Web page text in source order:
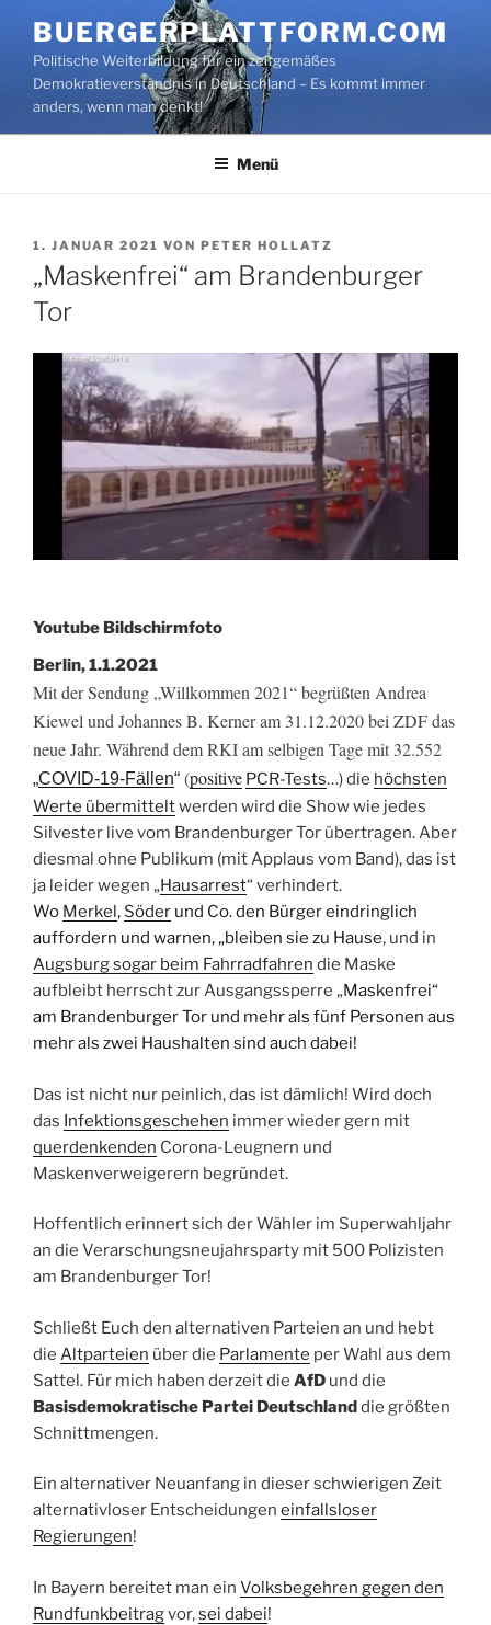
Inhalt
springen
BUERGERPLATTFORM.COM
Politische Weiterbildung für ein zeitgemäßes
Demokratieverständnis in Deutschland – Es kommt immer
anders, wenn man denkt!
Menü
VERÖFFENTLICHT
AM
1. JANUAR 2021 VON PETER HOLLATZ
„Maskenfrei“ am Brandenburger
Tor
Youtube Bildschirmfoto
Berlin, 1.1.2021
Mit der Sendung „Willkommen 2021“ begrüßten Andrea
Kiewel und Johannes B. Kerner am 31.12.2020 bei ZDF das
neue Jahr. Während dem RKI am selbigen Tage mit 32.552
„COVID-19-Fällen“ (positive PCR-Tests…) die höchsten
Werte übermitteltwerden wird die Show wie jedes
Silvester live vom Brandenburger Tor übertragen. Aber
diesmal ohne Publikum (mit Applaus vom Band), das ist
ja leider wegen „Hausarrest“ verhindert.
Wo Merkel , Söder und Co. den Bürger eindringlich
auffordern und warnen, „bleiben sie zu Hause‚ und in
Augsburg sogar beim Fahrradfahren die Maske
aufbleibt herrscht zur Ausgangssperre „Maskenfrei“
am Brandenburger Tor und mehr als fünf Personen aus
mehr als zwei Haushalten sind auch dabei!
Das ist nicht nur peinlich, das ist dämlich! Wird doch
das Infektionsgeschehen immer wieder gern mit
querdenkenden Corona-Leugnern und
Maskenverweigerern begründet.
Hoffentlich erinnert sich der Wähler im Superwahljahr
an die Verarschungsneujahrsparty mit 500 Polizisten
am Brandenburger Tor!
Schließt Euch den alternativen Parteien an und hebt
die Altparteien über die Parlamente per Wahl aus dem
Sattel. Für mich haben derzeit die AfD und die
Basisdemokratische Partei Deutschlanddie größten
Schnittmengen.
Ein alternativer Neuanfang in dieser schwierigen Zeit
alternativloser Entscheidungen einfallsloser
Regierungen!
In Bayern bereitet man ein Volksbegehren gegen den
Rundfunkbeitragvor,sei dabei!